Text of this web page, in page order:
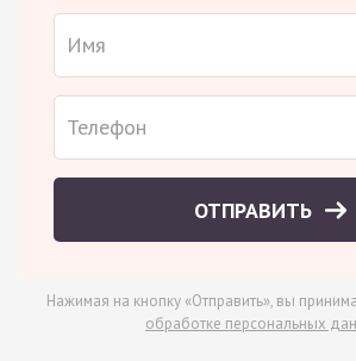
ОТПРАВИТЬ
Нажимая на кнопку «Отправить», вы
обработке персональных